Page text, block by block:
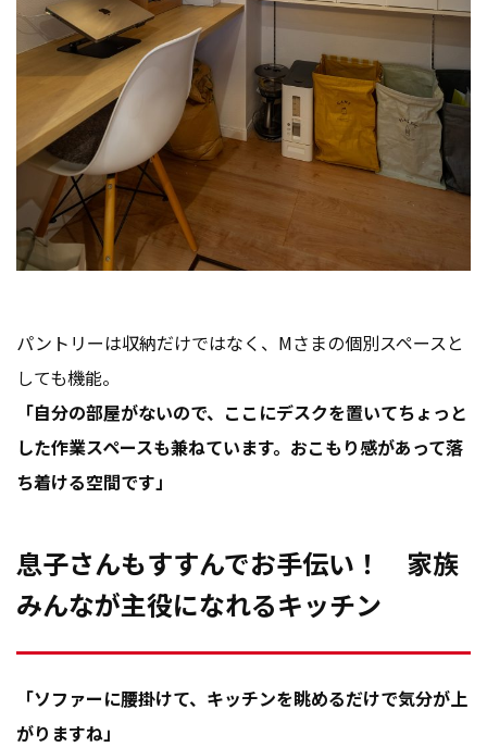
パントリーは収納だけではなく、Mさまの個別スペースと
しても機能。
「自分の部屋がないので、ここにデスクを置いてちょっと
した作業スペースも兼ねています。おこもり感があって落
ち着ける空間です」
息子さんもすすんでお手伝い！ 家族
みんなが主役になれるキッチン
「ソファーに腰掛けて、キッチンを眺めるだけで気分が上
がりますね」